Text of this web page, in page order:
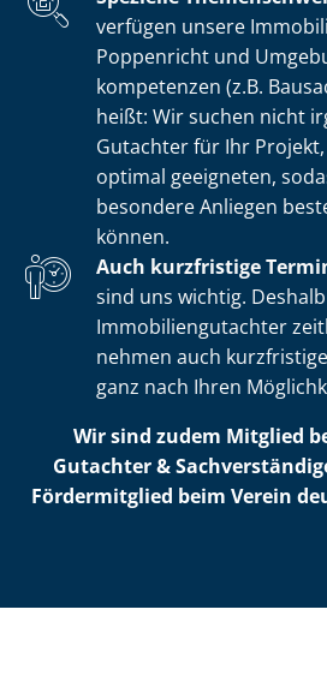
verfügen unsere
Poppenricht und
kom­pe­ten­zen (z.B.
heißt: Wir suchen nicht
Gutachter für Ihr
optimal geeigneten,
besondere Anliegen
können.
Auch kurzfristige
sind uns wichtig.
Im­mo­bi­li­en­gut­ach­ter
nehmen auch
ganz nach Ihren
Wir sind zudem Mitglied
Gutachter &
Fördermitglied beim Verein